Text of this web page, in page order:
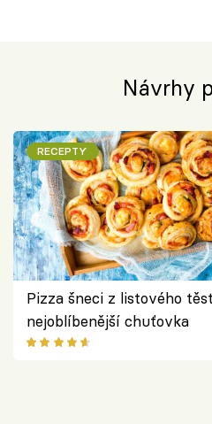
Návrhy
RECEPTY
Pizza šneci z listového
nejoblíbenější chuťovka